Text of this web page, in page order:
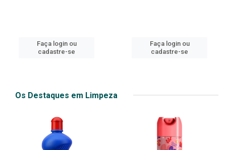
Faça login ou
cadastre-se
Faça login ou
cadastre-se
Os Destaques em Limpeza